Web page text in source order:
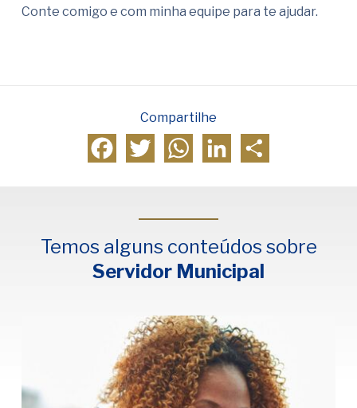
Conte comigo e com minha equipe para te ajudar.
Compartilhe
FacebookTwitter WhatsAppLinkedIn
Temos alguns conteúdos sobre
Servidor Municipal